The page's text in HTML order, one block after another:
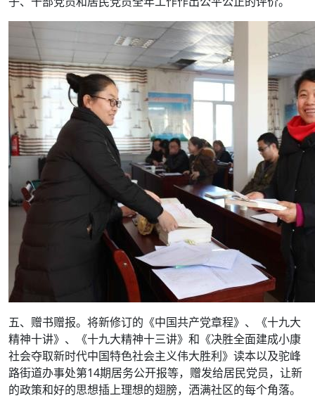
五、赠书赠报。将新修订的《中国共产党章程》、《十九大
精神十讲》、《十九大精神十三讲》和《决胜全面建成小康
社会夺取新时代中国特色社会主义伟大胜利》读本以及驼峰
路街道办事处第14期居务公开报等，赠发给居民党员，让新
的政策和好的思想插上理想的翅膀，洒满社区的每个角落。